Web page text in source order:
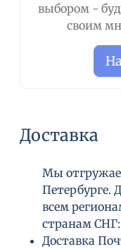
выбором -
своим
Доставка
Мы
Петербурге.
всем
странам СНГ:
Доставка